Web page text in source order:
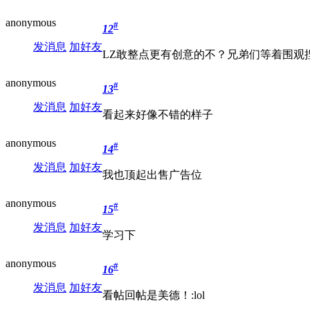
anonymous
发消息 加好友
12#
LZ敢整点更有创意的不？兄弟们等着围观
anonymous
发消息 加好友
13#
看起来好像不错的样子
anonymous
发消息 加好友
14#
我也顶起出售广告位
anonymous
发消息 加好友
15#
学习下
anonymous
发消息 加好友
16#
看帖回帖是美德！:lol